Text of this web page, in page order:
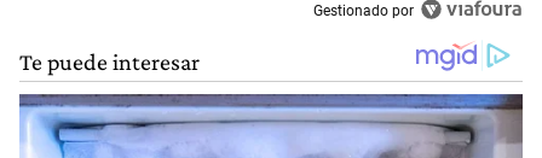
Gestionado por